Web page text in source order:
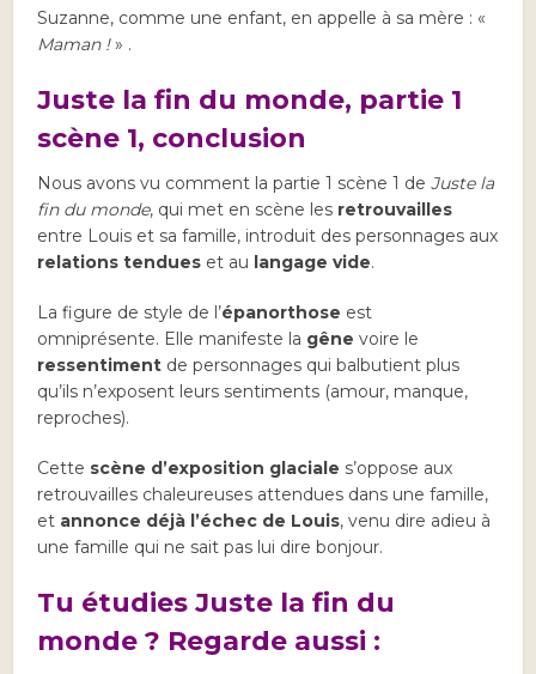
Suzanne, comme une enfant, en appelle à sa mère : «
Maman !» .
Juste la fin du monde, partie 1
scène 1, conclusion
Nous avons vu comment la partie 1 scène 1 deJuste la
fin du monde, qui met en scène les retrouvailles
entre Louis et sa famille, introduit des personnages aux
relations tendues et au langage vide.
La figure de style de l’épanorthose est
omniprésente. Elle manifeste la gêne voire le
ressentiment de personnages qui balbutient plus
qu’ils n’exposent leurs sentiments (amour, manque,
reproches).
Cette scène d’exposition glaciale s’oppose aux
retrouvailles chaleureuses attendues dans une famille,
et annonce déjà l’échec de Louis, venu dire adieu à
une famille qui ne sait pas lui dire bonjour.
Tu étudies Juste la fin du
monde ? Regarde aussi :